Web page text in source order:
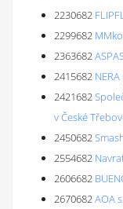
2230682
2299682
2363682
2415682
2421682
v České
2450682
2554682
2606682
2670682AOA